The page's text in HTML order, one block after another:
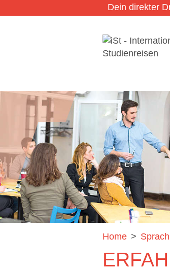
Dein direkter
Home >